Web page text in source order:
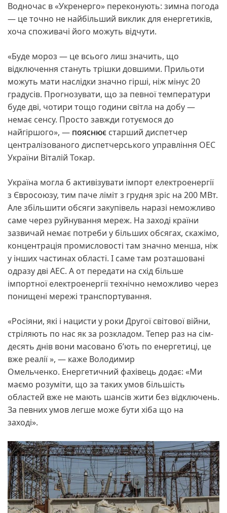
Водночас в «Укренерго» переконують: зимна погода
— це точно не найбільший виклик для енергетиків,
хоча споживачі його можуть відчути.
«Буде мороз — це всього лиш значить, що
відключення стануть трішки довшими. Прильоти
можуть мати наслідки значно гірші, ніж мінус 20
градусів. Прогнозувати, що за певної температури
буде дві, чотири тощо години світла на добу —
немає сенсу. Просто завжди готуємося до
найгіршого», — пояснює старший диспетчер
централізованого диспетчерського управління ОЕС
України Віталій Токар.
Україна могла б активізувати імпорт електроенергії
з Євросоюзу, тим паче ліміт з грудня зріс на 200 МВт.
Але збільшити обсяги закупівель наразі неможливо
саме через руйнування мереж. На заході країни
зазвичай немає потреби у більших обсягах, скажімо,
концентрація промисловості там значно менша, ніж
у інших частинах області. І саме там розташовані
одразу дві АЕС. А от передати на схід більше
імпортної електроенергії технічно неможливо через
понищені мережі транспортування.
«Росіяни, які і нацисти у роки Другої світової війни,
стріляють по нас як за розкладом. Тепер раз на сім-
десять днів вони масовано б’ють по енергетиці, це
вже реалії », — каже Володимир
Омельченко. Енергетичний фахівець додає: «Ми
маємо розуміти, що за таких умов більшість
областей вже не мають шансів жити без відключень.
За певних умов легше може бути хіба що на
заході».